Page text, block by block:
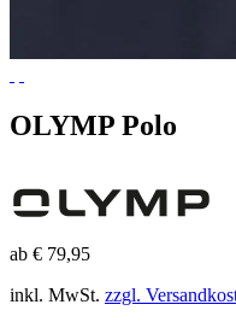
OLYMP Polo
ab € 79,95
inkl. MwSt. zzgl.